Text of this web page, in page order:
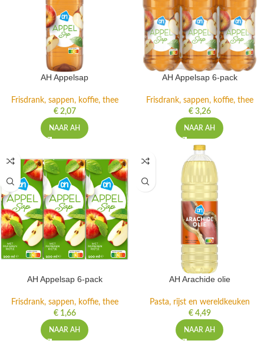
AH Appelsap
Frisdrank, sappen, koffie, thee
€2,07
NAAR AH
AH Appelsap 6-pack
Frisdrank, sappen, koffie, thee
€3,26
NAAR AH
AH Appelsap 6-pack
Frisdrank, sappen, koffie, thee
€1,66
NAAR AH
AH Arachide olie
Pasta, rijst en wereldkeuken
€4,49
NAAR AH